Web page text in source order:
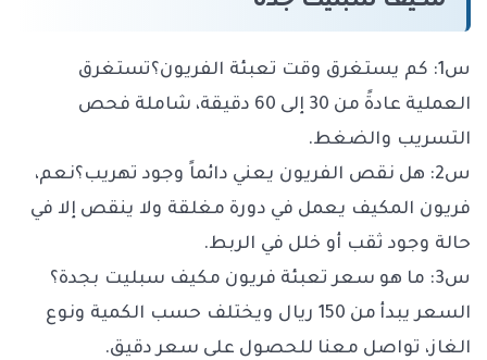
س1: كم يستغرق وقت تعبئة الفريون؟
تستغرق
العملية عادةً من 30 إلى 60 دقيقة، شاملة فحص
التسريب والضغط.
س2: هل نقص الفريون يعني دائماً وجود تهريب؟
نعم،
فريون المكيف يعمل في دورة مغلقة ولا ينقص إلا في
حالة وجود ثقب أو خلل في الربط.
س3: ما هو سعر تعبئة فريون مكيف سبليت بجدة؟
السعر يبدأ من 150 ريال ويختلف حسب الكمية ونوع
الغاز، تواصل معنا للحصول على سعر دقيق.